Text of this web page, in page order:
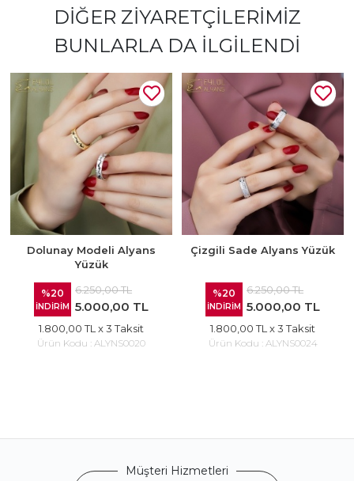
DIĞER ZIYARETÇILERIMIZ
BUNLARLA DA İLGILENDI
Dolunay Modeli Alyans
Yüzük
%20
İNDİRİM
6.250,00 TL
5.000,00 TL
1.800,00 TL x 3 Taksit
Ürün Kodu : ALYNS0020
Çizgili Sade Alyans Yüzük
%20
İNDİRİM
6.250,00 TL
5.000,00 TL
1.800,00 TL x 3 Taksit
Ürün Kodu : ALYNS0024
Müşteri Hizmetleri